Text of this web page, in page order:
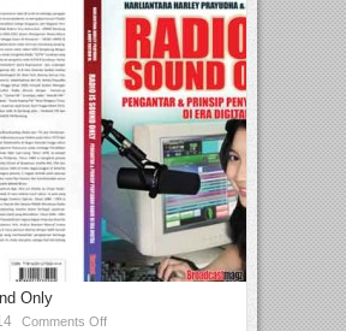
Only
Comments Off